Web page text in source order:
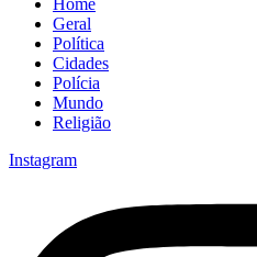
Geral
Política
Cidades
Polícia
Mundo
Religião
Instagram